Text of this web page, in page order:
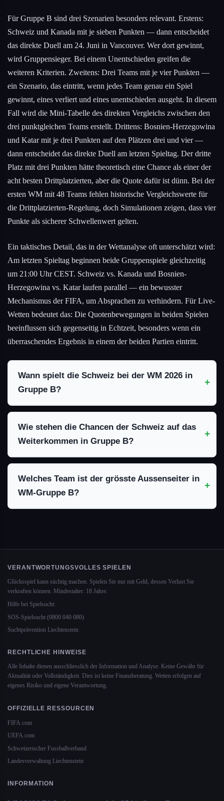
Für Gruppe B sind drei Szenarien besonders relevant. Erstens:
Schweiz und Kanada mit je sieben Punkten — dann entscheidet
das direkte Duell am 24. Juni in Vancouver. Wer dort gewinnt,
wird Gruppensieger. Bei einem Unentschieden greifen die
weiteren Kriterien. Zweitens: Drei Teams mit je vier Punkten —
ein Szenario, das eintritt, wenn jedes Team genau ein Spiel
gewinnt, eines verliert und eines unentschieden ausgeht. In diesem
Fall wird die Mini-Tabelle des direkten Vergleichs zwischen den
drei punktgleichen Teams erstellt. Drittens: Bosnien-Herzegowina
und Katar mit je drei Punkten auf den Plätzen drei und vier —
dann entscheidet das direkte Duell am letzten Spieltag. Der dritte
Platz mit drei Punkten hätte theoretisch eine Chance als einer der
acht besten Drittplatzierten, aber die Quote dafür ist dünn. Bei der
ersten WM mit 48 Teams fehlen historische Vergleichswerte für
die Drittplatzierten-Regelung, doch Simulationen zeigen, dass vier
Punkte als sicherer Schwellenwert gelten.
Ein taktisches Detail, das in der Wettanalyse oft unterschätzt wird:
Am letzten Spieltag beginnen beide Gruppenspiele gleichzeitig
um 21:00 Uhr CEST. Schweiz vs. Kanada und Bosnien-
Herzegowina vs. Katar laufen parallel — ein bewusster
Mechanismus der FIFA, um Absprachen zu verhindern. Für Live-
Wetten bedeutet das: Die Quotenbewegungen in beiden Spielen
beeinflussen sich gegenseitig in Echtzeit, besonders wenn ein
überraschendes Ergebnis in einem der beiden Partien eintritt.
Wann spielt die Schweiz bei der WM 2026 in
Gruppe B?
Wie stehen die Chancen der Schweiz auf das
Weiterkommen in Gruppe B?
Welches Team ist der grösste Aussenseiter in
WM-Gruppe B?
VERANTWORTUNGSVOLLES SPIELEN
Glücksspiel kann süchtig machen. Spielen Sie nur mit Geld, dessen Verlust Sie
verkraften können. Mindestalter: 18 Jahre.
Hilfe bei Spielsucht:
SOS-Spielsucht (0800 040 080)
Suchtprävention Liechtenstein
RECHTLICHE HINWEISE
Alle Inhalte dienen ausschliesslich der Information und Analyse. Keine Gewähr für
Aktualität oder Vollständigkeit. Dies ist keine Finanzberatung. Wetten erfolgen auf
eigenes Risiko und eigene Verantwortung.
OFFIZIELLE RESSOURCEN
FIFA.com
UEFA.com
Schweizerischer Fussballverband
Landesverwaltung Liechtenstein
INFORMATION